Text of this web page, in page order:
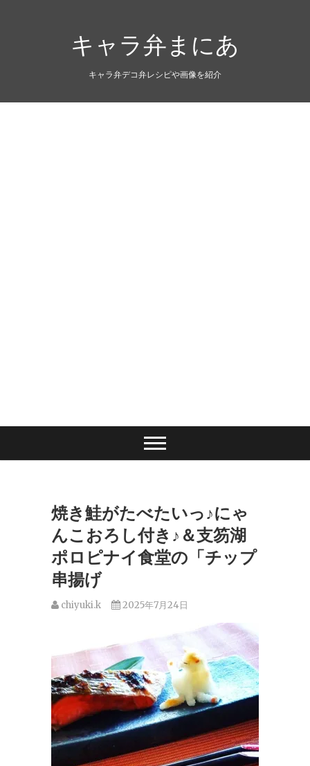
キャラ弁まにあ
キャラ弁デコ弁レシピや画像を紹介
焼き鮭がたべたいっ♪にゃ
んこおろし付き♪＆支笏湖
ポロピナイ食堂の「チップ
串揚げ
chiyuki.k 2025年7月24日